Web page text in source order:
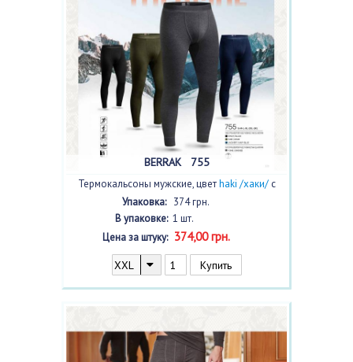
BERRAK 755
Термокальсоны мужские, цветhaki /хаки/с
фото
Упаковка: 374 грн.
В упаковке:1 шт.
Цена за штуку:374,00 грн.